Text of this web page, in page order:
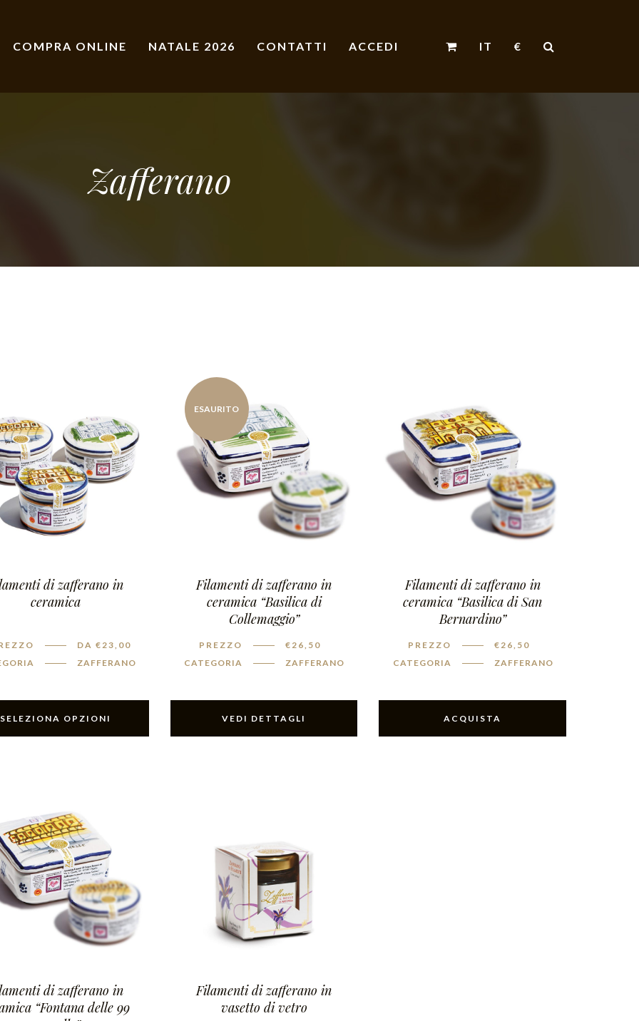
COMPRA ONLINE NATALE 2026 CONTATTI ACCEDI IT €
Zafferano
di zafferano in
ceramica
DA €23,00
ZAFFERANO
SELEZIONA OPZIONI
ESAURITO
Filamenti di zafferano in
ceramica “Basilica di
Collemaggio”
PREZZO €26,50
CATEGORIA
ZAFFERANO
VEDI DETTAGLI
Filamenti di zafferano in
ceramica “Basilica di San
Bernardino”
PREZZO €26,50
CATEGORIA
ZAFFERANO
ACQUISTA
di zafferano in
“Fontana delle 99
Filamenti di zafferano in
vasetto di vetro